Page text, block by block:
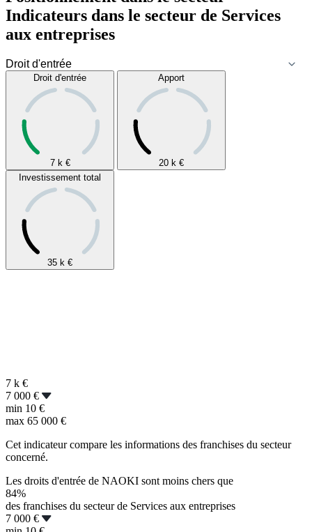
Indicateurs dans le secteur de Services
aux entreprises
Droit d'entrée
7 k €
Apport
20 k €
Investissement total
35 k €
7 k €
7 000 €
min 10 €
max 65 000 €
Cet indicateur compare les informations des franchises du secteur
concerné.
Les droits d'entrée de NAOKI sont moins chers que
84%
des franchises du secteur de Services aux entreprises
7 000 €